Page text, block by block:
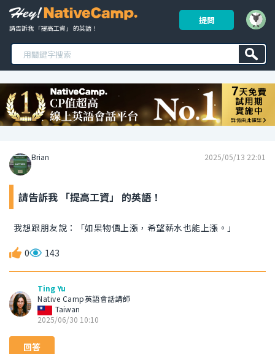
請告訴我 「提高工資」 的英語！
提問
Brian 2025/05/13 22:01
請告訴我 「提高工資」 的英語！
我想跟朋友說：「如果物價上漲，希望薪水也能上漲。」
0 143
Ting Yu
Native Camp英語會話講師
Taiwan
2025/06/30 10:10
回答